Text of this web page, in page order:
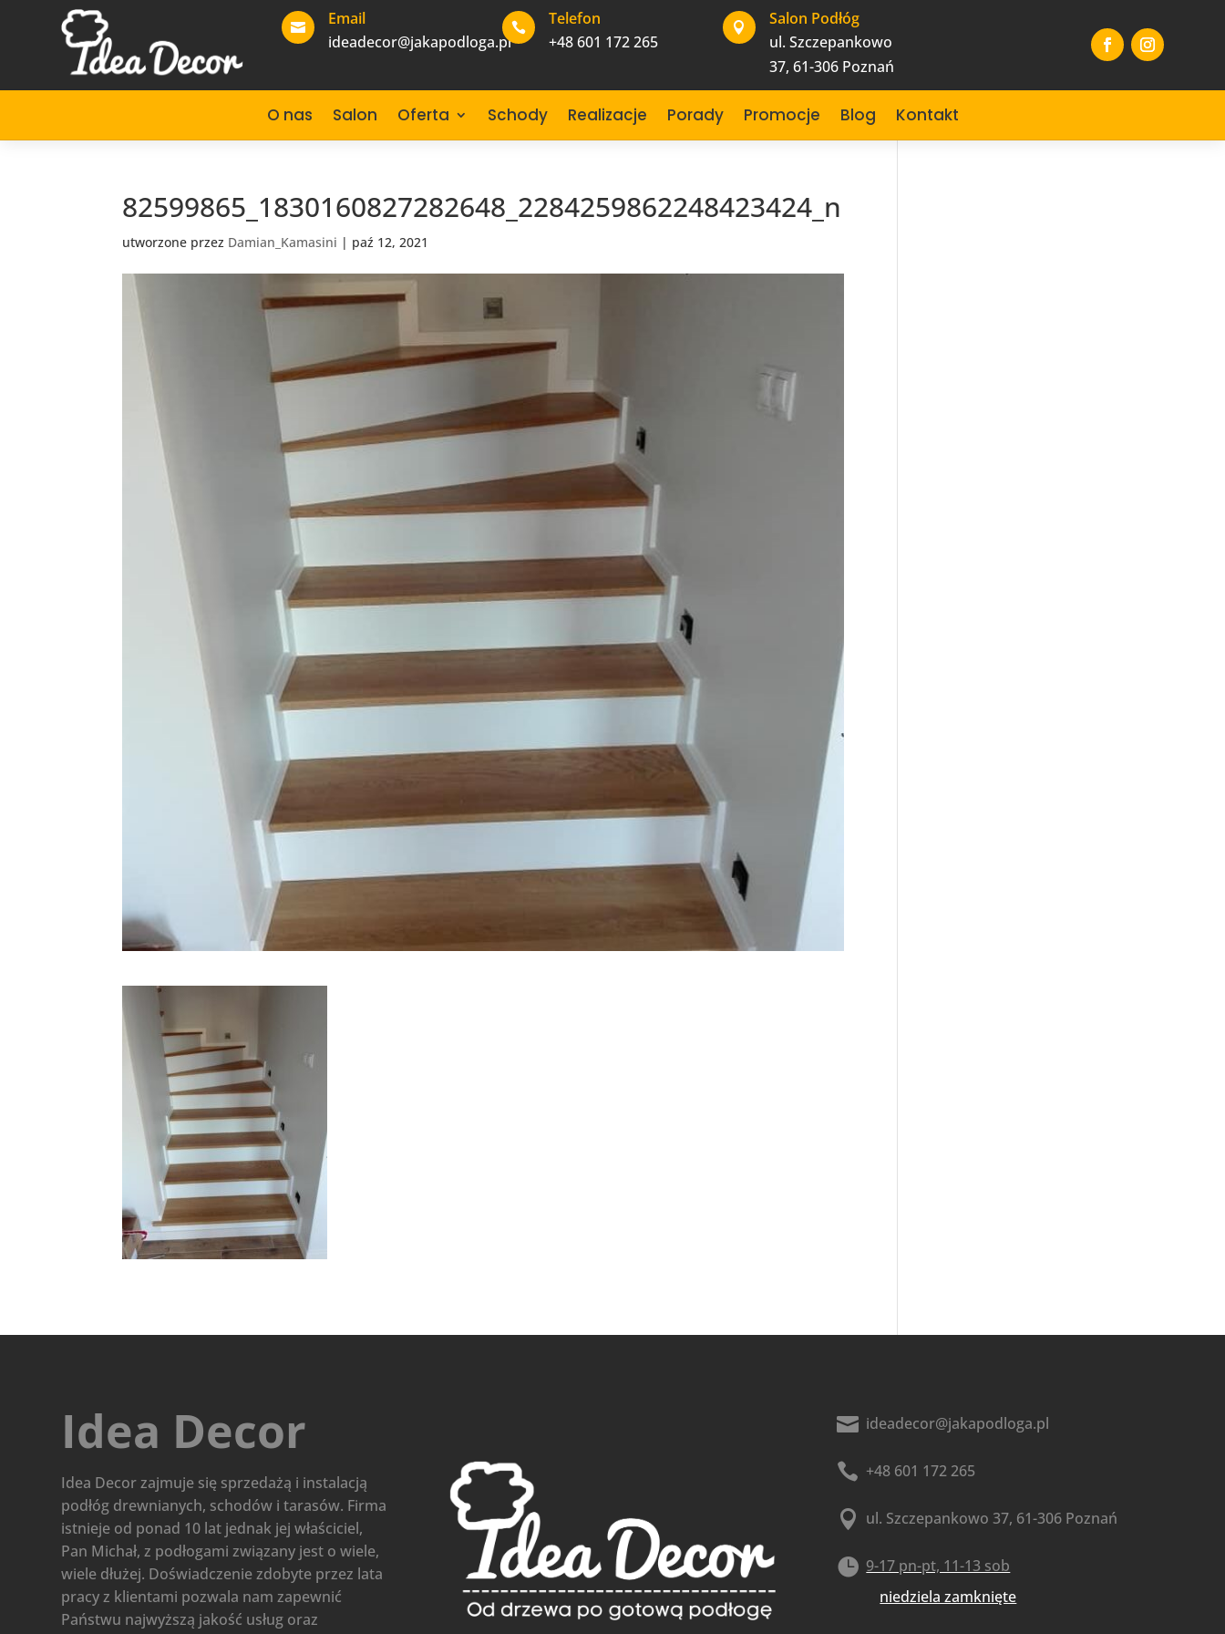

Email
ideadecor@jakapodloga.pl

Telefon
+48 601 172 265

Salon Podłóg
ul. Szczepankowo
37, 61-306 Poznań
O nas Salon Oferta Schody Realizacje Porady Promocje Blog Kontakt
82599865_1830160827282648_2284259862248423424_n
utworzone przez Damian_Kamasini | paź 12, 2021
Idea Decor
Idea Decor zajmuje się sprzedażą i instalacją
podłóg drewnianych, schodów i tarasów. Firma
istnieje od ponad 10 lat jednak jej właściciel,
Pan Michał, z podłogami związany jest o wiele,
wiele dłużej. Doświadczenie zdobyte przez lata
pracy z klientami pozwala nam zapewnić
Państwu najwyższą jakość usług oraz
 ideadecor@jakapodloga.pl
 +48 601 172 265
 ul. Szczepankowo 37, 61-306 Poznań
 9-17 pn-pt, 11-13 sob
niedziela zamknięte